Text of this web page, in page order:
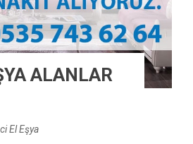
ALANLAR
El Eşya